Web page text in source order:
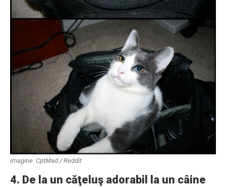
imagine: CptMad / Reddit
4. De la un căţeluş adorabil la un câine